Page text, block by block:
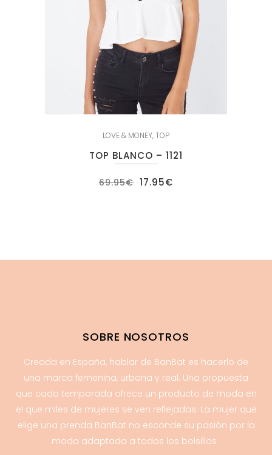
LOVE & MONEY,TOP
TOP BLANCO – 1121
69.95€ El
precio
17.95€
SOBRE NOSOTROS
Creada en España, hablar de BanBat es hacerlo de
una marca femenina, urbana y real. Una propuesta
que cada temporada ofrece un producto de moda en
el que miles de mujeres se ven reflejadas. La mujer que
elige una prenda BanBat no esconde su pasión por la
moda adaptada a todos los bolsillos .